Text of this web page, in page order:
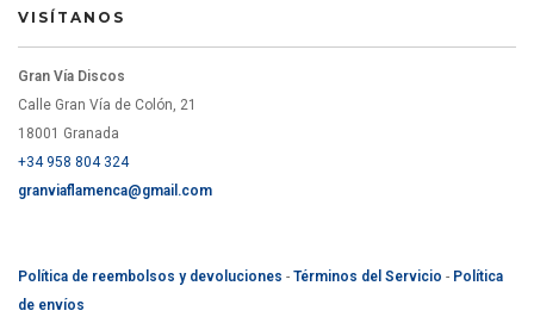
VISÍTANOS
Gran Vía Discos
Calle Gran Vía de Colón, 21
18001 Granada
+34 958 804 324
granviaflamenca@gmail.com
Política de reembolsos y devoluciones - Términos del Servicio - Política
de envíos